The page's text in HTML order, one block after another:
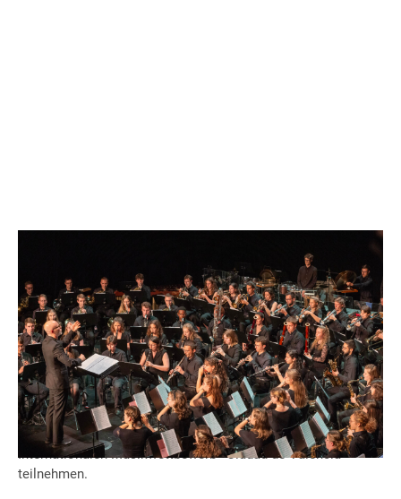
Das Nationale Jugendblasorchester (NJBO) 2025 wird nach
Spanien reisen, um seine traditionelle Musikwoche
abzuschliessen. Zuvor tritt es in Biel auf.
Die NJBO-Ausgabe 2025 wird in Spanien mit einem
aussergewöhnlichen Konzert im renommierten Palau-Saal
der Stadt Valencia enden. Dort wird das Orchester am 137.
Internationalen Musikwettbewerb «Ciudad de Valencia»
teilnehmen.